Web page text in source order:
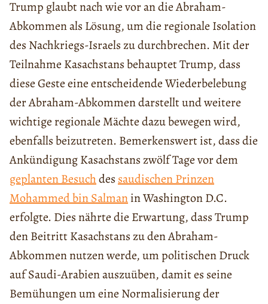
Trump glaubt nach wie vor an die Abraham-
Abkommen als Lösung, um die regionale Isolation
des Nachkriegs-Israels zu durchbrechen. Mit der
Teilnahme Kasachstans behauptet Trump, dass
diese Geste eine entscheidende Wiederbelebung
der Abraham-Abkommen darstellt und weitere
wichtige regionale Mächte dazu bewegen wird,
ebenfalls beizutreten. Bemerkenswert ist, dass die
Ankündigung Kasachstans zwölf Tage vor dem
geplanten Besuchdes saudischen Prinzen
Mohammed bin Salmanin Washington D.C.
erfolgte. Dies nährte die Erwartung, dass Trump
den Beitritt Kasachstans zu den Abraham-
Abkommen nutzen werde, um politischen Druck
auf Saudi-Arabien auszuüben, damit es seine
Bemühungen um eine Normalisierung der